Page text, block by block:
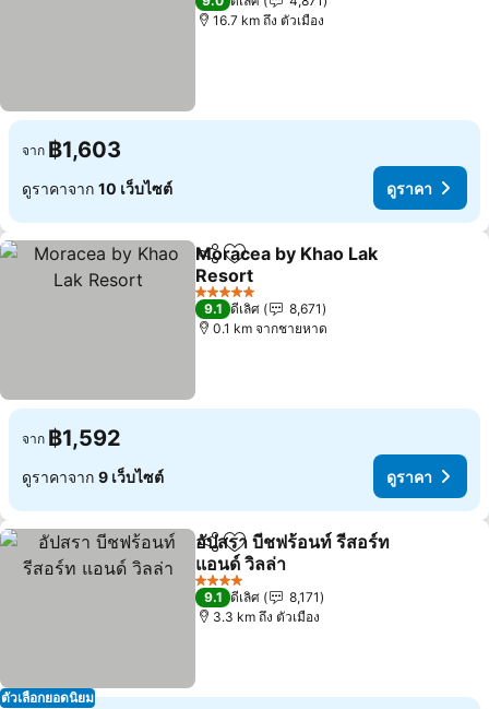
16.7 km ถึง ตัวเมือง
จาก ฿1,603
ดูราคาจาก 10 เว็บไซต์ ดูราคา
แชร์ เพิ่มในรายการโปรด
Moracea by Khao Lak
Resort
ดูราคา
5 ดาว
9.1 ดีเลิศ
8,671
0.1 km จากชายหาด
จาก ฿1,592
ดูราคาจาก 9 เว็บไซต์ ดูราคา
ตัวเลือกยอดนิยม
แชร์ เพิ่มในรายการโปรด
อัปสรา บีชฟร้อนท์ รีสอร์ท
แอนด์ วิลล่า
ดูราคา
4 ดาว
9.1 ดีเลิศ
8,171
3.3 km ถึง ตัวเมือง